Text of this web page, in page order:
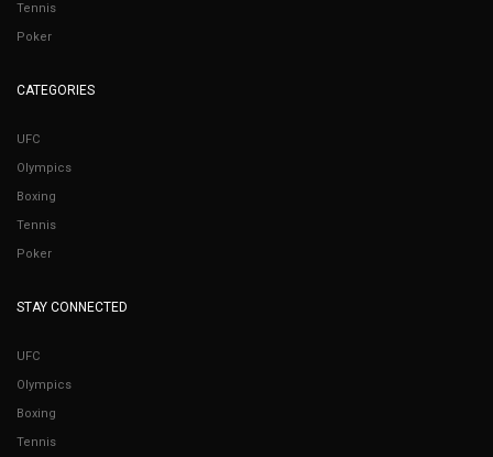
Tennis
Poker
CATEGORIES
UFC
Olympics
Boxing
Tennis
Poker
STAY CONNECTED
UFC
Olympics
Boxing
Tennis